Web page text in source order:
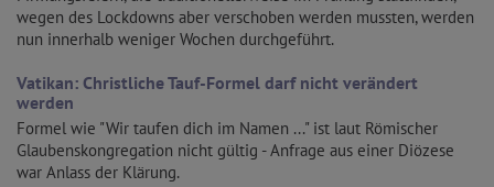
wegen des Lockdowns aber verschoben werden mussten, werden
nun innerhalb weniger Wochen durchgeführt.
Vatikan: Christliche Tauf-Formel darf nicht verändert
werden
Formel wie "Wir taufen dich im Namen ..." ist laut Römischer
Glaubenskongregation nicht gültig - Anfrage aus einer Diözese
war Anlass der Klärung.